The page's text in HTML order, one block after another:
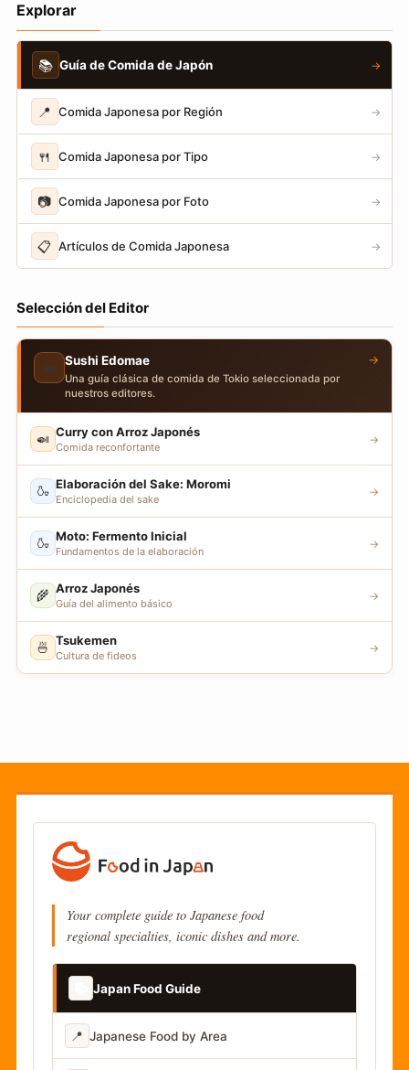
Explorar
📚 Guía de Comida de Japón →
📍 Comida Japonesa por Región →
🍴 Comida Japonesa por Tipo →
📷 Comida Japonesa por Foto →
📋 Artículos de Comida Japonesa →
Selección del Editor
🍣 Sushi Edomae
Una guía clásica de comida de Tokio seleccionada por
nuestros editores.
→
🍛 Curry con Arroz Japonés
Comida reconfortante
→
🍶 Elaboración del Sake: Moromi
Enciclopedia del sake
→
🍶 Moto: Fermento Inicial
Fundamentos de la elaboración
→
🌾 Arroz Japonés
Guía del alimento básico
→
🍜 Tsukemen
Cultura de fideos
→
Your complete guide to Japanese food
regional specialties, iconic dishes and more.
Japan Food Guide
📍 Japanese Food by Area